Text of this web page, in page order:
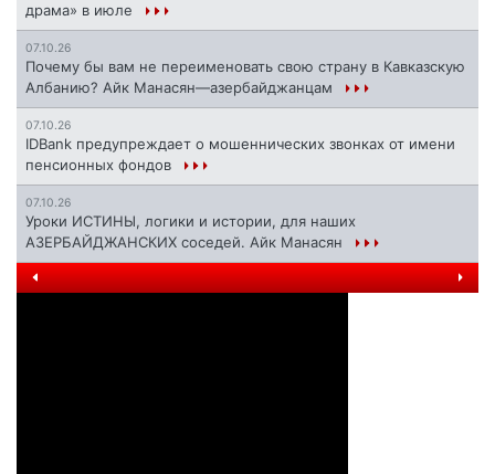
драма» в июле
07.10.26
Почему бы вам не переименовать свою страну в Кавказскую
Албанию? Айк Манасян—азербайджанцам
07.10.26
IDBank предупреждает о мошеннических звонках от имени
пенсионных фондов
07.10.26
Уроки ИСТИНЫ, логики и истории, для наших
АЗЕРБАЙДЖАНСКИХ соседей. Айк Манасян